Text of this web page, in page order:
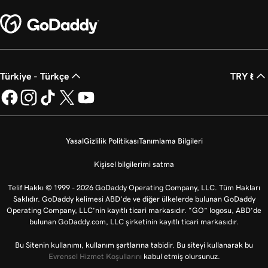
Türkiye - Türkçe TRY ₺
YasalGizlilik PolitikasıTanımlama Bilgileri
Kişisel bilgilerimi satma
Telif Hakkı © 1999 - 2026 GoDaddy Operating Company, LLC. Tüm Hakları
Saklıdır. GoDaddy kelimesi ABD'de ve diğer ülkelerde bulunan GoDaddy
Operating Company, LLC’nin kayıtlı ticari markasıdır. “GO” logosu, ABD’de
bulunan GoDaddy.com, LLC şirketinin kayıtlı ticari markasıdır.
Bu Sitenin kullanımı, kullanım şartlarına tabidir. Bu siteyi kullanarak bu
Evrensel Hizmet Koşullarını kabul etmiş olursunuz.